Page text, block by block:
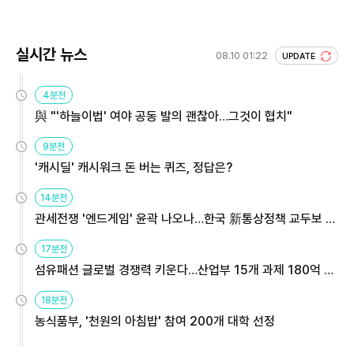
실시간 뉴스 08.10 01:22 UPDATE
4분전
與 "'하늘이법' 여야 공동 발의 괜찮아…그것이 협치"
9분전
'캐시딜' 캐시워크 돈 버는 퀴즈, 정답은?
14분전
관세전쟁 '엔드게임' 윤곽 나오나…한국 新통상정책 교두보 활
용해야
17분전
섬유패션 글로벌 경쟁력 키운다…산업부 15개 과제 180억 지
원
18분전
농식품부, '천원의 아침밥' 참여 200개 대학 선정